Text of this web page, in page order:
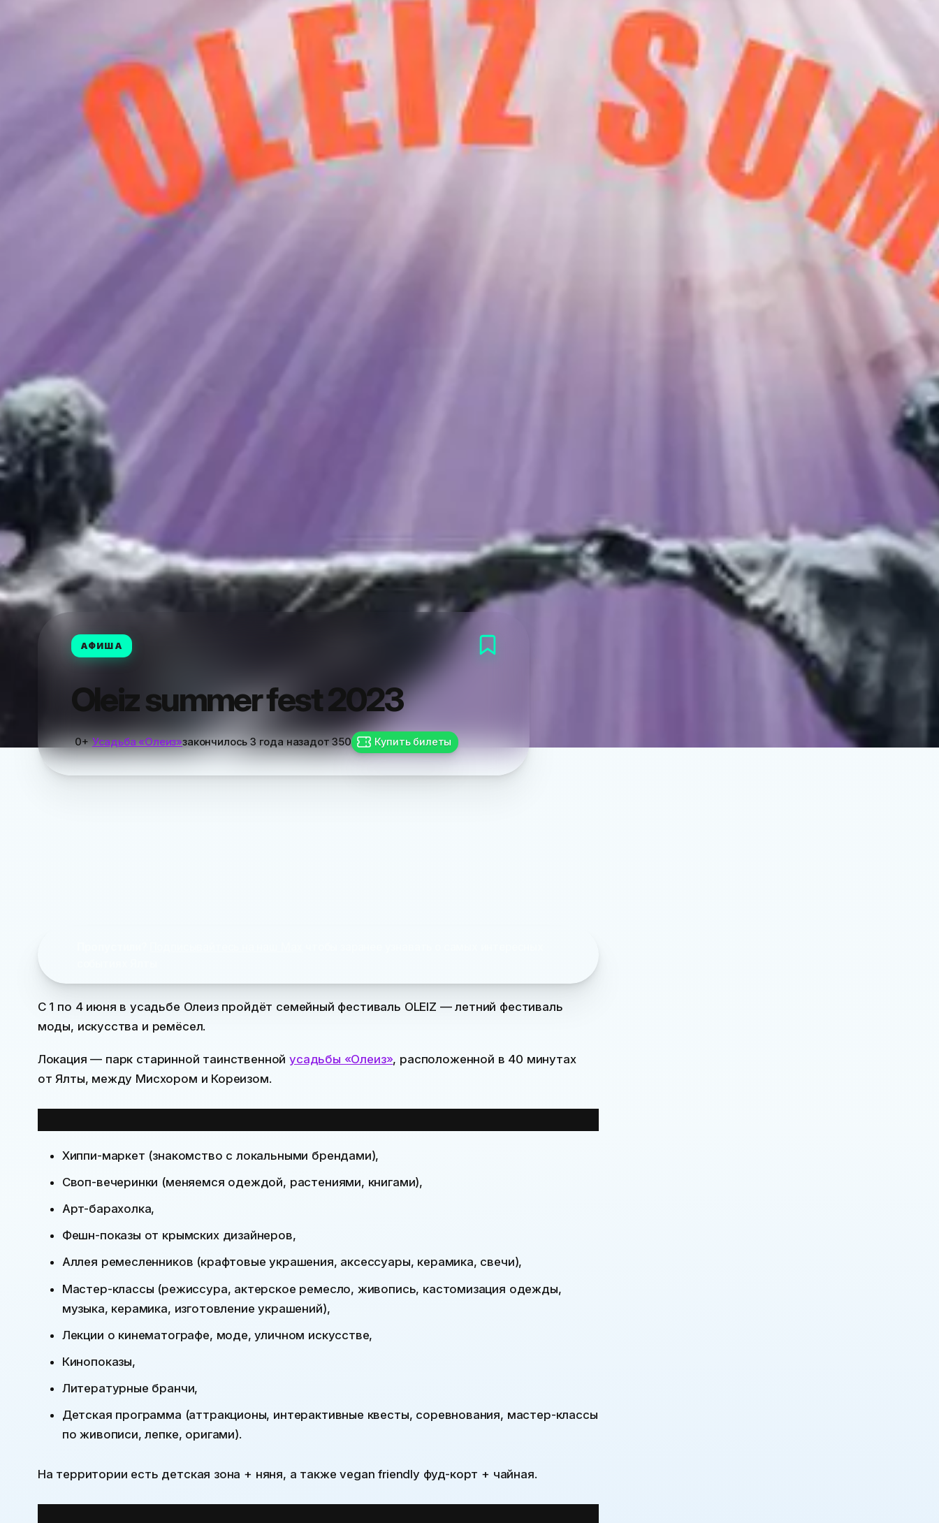
АФИША
Oleiz summer fest 2023
0+ Усадьба «Олеиз»закончилось3 года назадот350 Купить билеты
С 1 по 4 июня в усадьбе Олеиз пройдёт семейный фестиваль OLEIZ — летний фестиваль
моды, искусства и ремёсел.
Локация — парк старинной таинственнойусадьбы «Олеиз», расположенной в 40 минутах
от Ялты, между Мисхором и Кореизом.
Хиппи-маркет (знакомство с локальными брендами),
Своп-вечеринки (меняемся одеждой, растениями, книгами),
Арт-барахолка,
Фешн-показы от крымских дизайнеров,
Аллея ремесленников (крафтовые украшения, аксессуары, керамика, свечи),
Мастер-классы (режиссура, актерское ремесло, живопись, кастомизация одежды,
музыка, керамика, изготовление украшений),
Лекции о кинематографе, моде, уличном искусстве,
Кинопоказы,
Литературные бранчи,
Детская программа (аттракционы, интерактивные квесты, соревнования, мастер-классы
по живописи, лепке, оригами).
На территории есть детская зона + няня, а также vegan friendly фуд-корт + чайная.